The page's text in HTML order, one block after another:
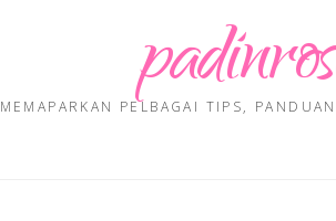
MEMAPARKAN PELBAGAI TIPS,